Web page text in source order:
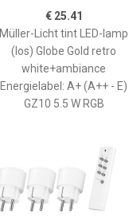
€ 25.41
Müller-Licht tint LED-lamp
(los) Globe Gold retro
white+ambiance
Energielabel: A+ (A++ - E)
GZ10 5.5 W RGB